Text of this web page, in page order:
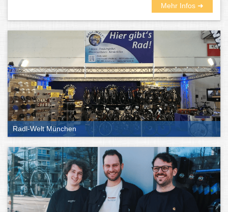
Mehr Infos ➜
Radl-Welt München